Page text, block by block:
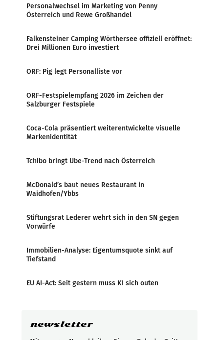
Personalwechsel im Marketing von Penny
Österreich und Rewe Großhandel
Falkensteiner Camping Wörthersee offiziell eröffnet:
Drei Millionen Euro investiert
ORF: Pig legt Personalliste vor
ORF-Festspielempfang 2026 im Zeichen der
Salzburger Festspiele
Coca-Cola präsentiert weiterentwickelte visuelle
Markenidentität
Tchibo bringt Ube-Trend nach Österreich
McDonald’s baut neues Restaurant in
Waidhofen/Ybbs
Stiftungsrat Lederer wehrt sich in den SN gegen
Vorwürfe
Immobilien-Analyse: Eigentumsquote sinkt auf
Tiefstand
EU AI-Act: Seit gestern muss KI sich outen
newsletter